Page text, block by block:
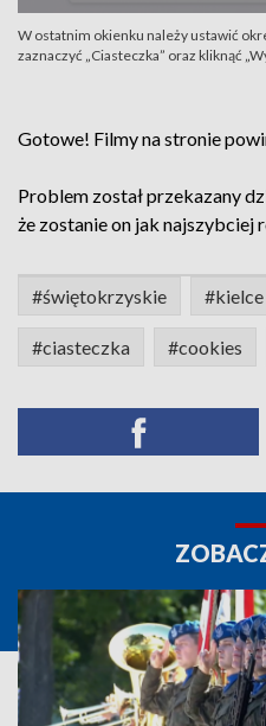
W ostatnim okienku należy ustawić
zaznaczyć „Ciasteczka” oraz kliknąć
Gotowe! Filmy na stronie
Problem został przekazany
że zostanie on jak najszybciej
#świętokrzyskie #kielce
#ciasteczka #cookies